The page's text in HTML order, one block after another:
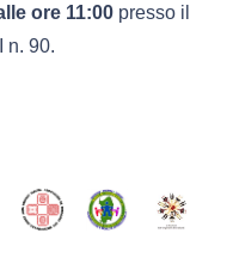
ore 11:00 presso il
n. 90.